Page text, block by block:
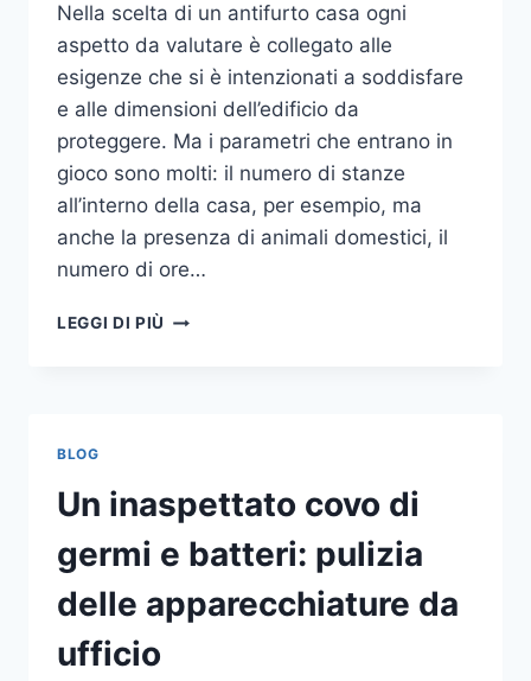
SCEGLIERE
Nella scelta di un antifurto casa ogni
aspetto da valutare è collegato alle
esigenze che si è intenzionati a soddisfare
e alle dimensioni dell’edificio da
proteggere. Ma i parametri che entrano in
gioco sono molti: il numero di stanze
all’interno della casa, per esempio, ma
anche la presenza di animali domestici, il
numero di ore…
LEGGI DI PIÙ COME
BLOG
Un inaspettato covo di
germi e batteri: pulizia
delle apparecchiature da
ufficio